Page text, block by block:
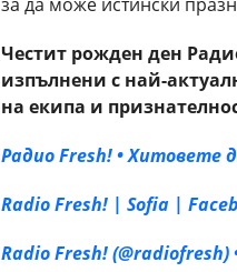
Честит рожден ден
изпълнени с най-
на екипа и
Радио Fresh! • Хитовете
Radio Fresh! | Sofia |
Radio Fresh!